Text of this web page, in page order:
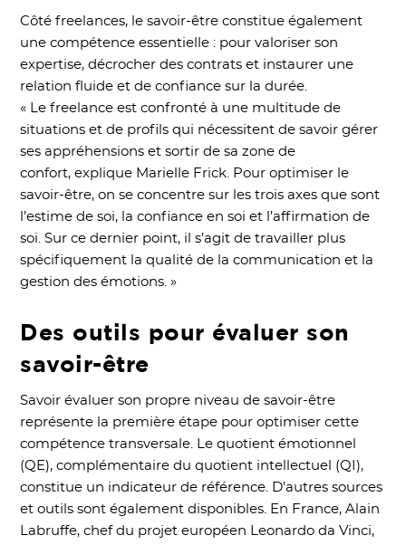
Côté freelances, le savoir-être constitue également
une compétence essentielle : pour valoriser son
expertise, décrocher des contrats et instaurer une
relation fluide et de confiance sur la durée.
« Le freelance est confronté à une multitude de
situations et de profils qui nécessitent de savoir gérer
ses appréhensions et sortir de sa zone de
confort, explique Marielle Frick. Pour optimiser le
savoir-être, on se concentre sur les trois axes que sont
l’estime de soi, la confiance en soi et l’affirmation de
soi. Sur ce dernier point, il s’agit de travailler plus
spécifiquement la qualité de la communication et la
gestion des émotions. »
Des outils pour évaluer son
savoir-être
Savoir évaluer son propre niveau de savoir-être
représente la première étape pour optimiser cette
compétence transversale. Le quotient émotionnel
(QE), complémentaire du quotient intellectuel (QI),
constitue un indicateur de référence. D’autres sources
et outils sont également disponibles. En France, Alain
Labruffe, chef du projet européen Leonardo da Vinci,